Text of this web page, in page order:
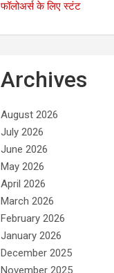
फॉलोअर्स के लिए स्टंट
Archives
August 2026
July 2026
June 2026
May 2026
April 2026
March 2026
February 2026
January 2026
December 2025
November 2025